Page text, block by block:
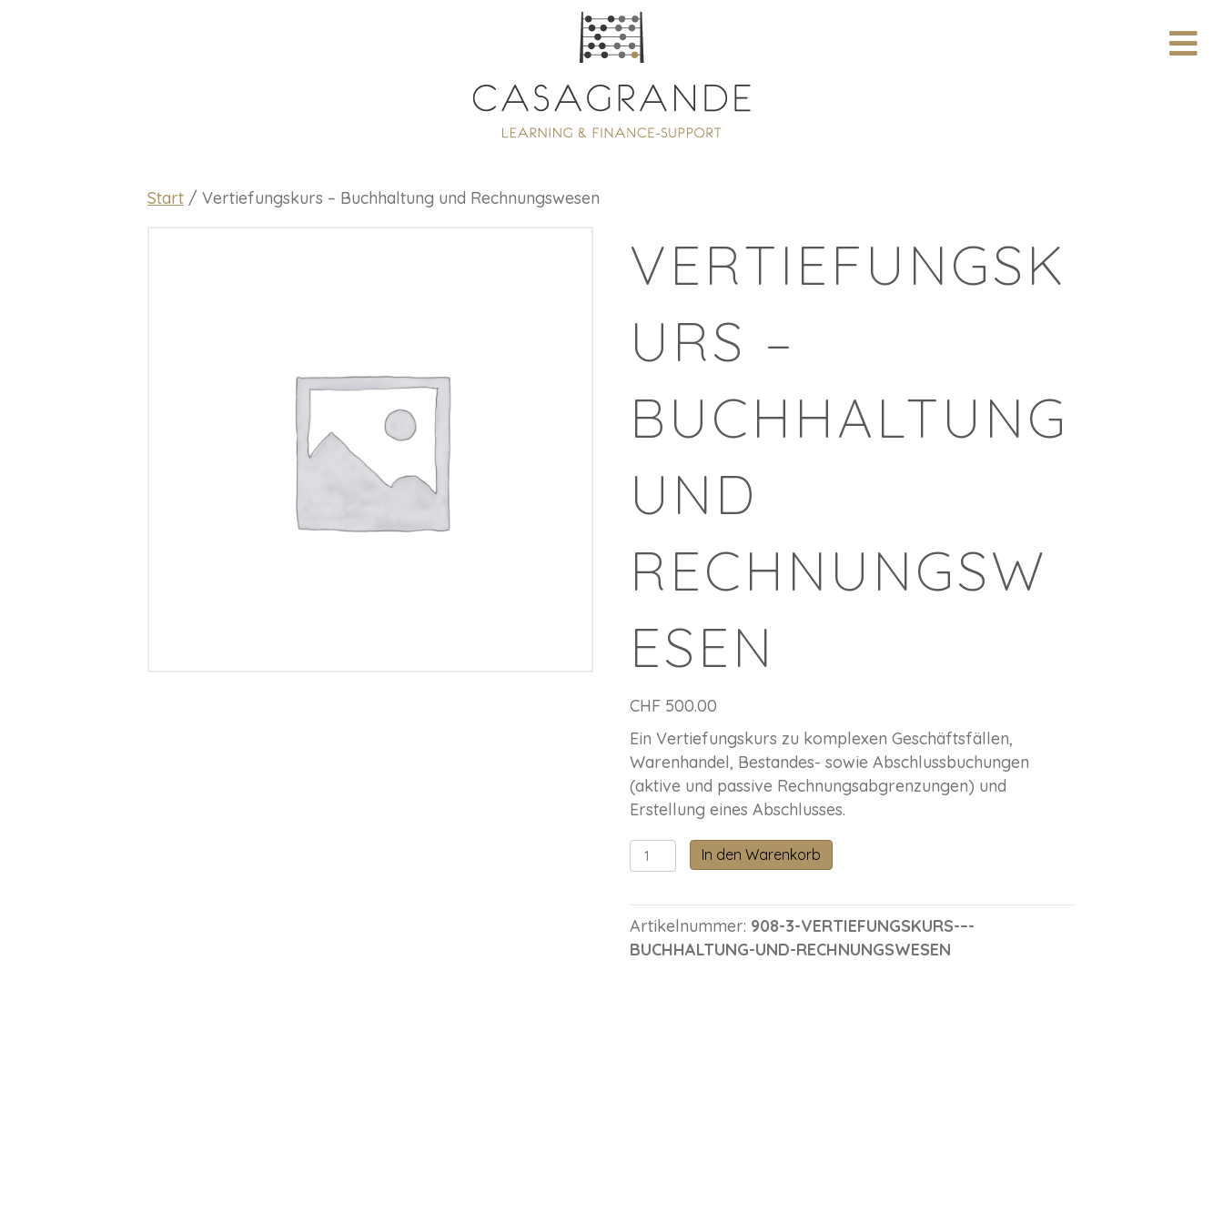
N
AV
Start / Vertiefungskurs – Buchhaltung und Rechnungswesen
VERTIEFUNGSK
URS –
BUCHHALTUNG
UND
RECHNUNGSW
ESEN
CHF 500.00
Ein Vertiefungskurs zu komplexen Geschäftsfällen,
Warenhandel, Bestandes- sowie Abschlussbuchungen
(aktive und passive Rechnungsabgrenzungen) und
Erstellung eines Abschlusses.
Vertiefungskurs
–
und
Rechnungswesen
In den Warenkorb
Artikelnummer: 908-3-VERTIEFUNGSKURS-–-
BUCHHALTUNG-UND-RECHNUNGSWESEN